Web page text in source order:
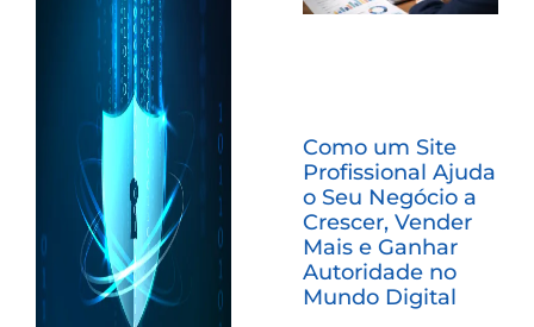
Como um Site
Profissional Ajuda
o Seu Negócio a
Crescer, Vender
Mais e Ganhar
Autoridade no
Mundo Digital